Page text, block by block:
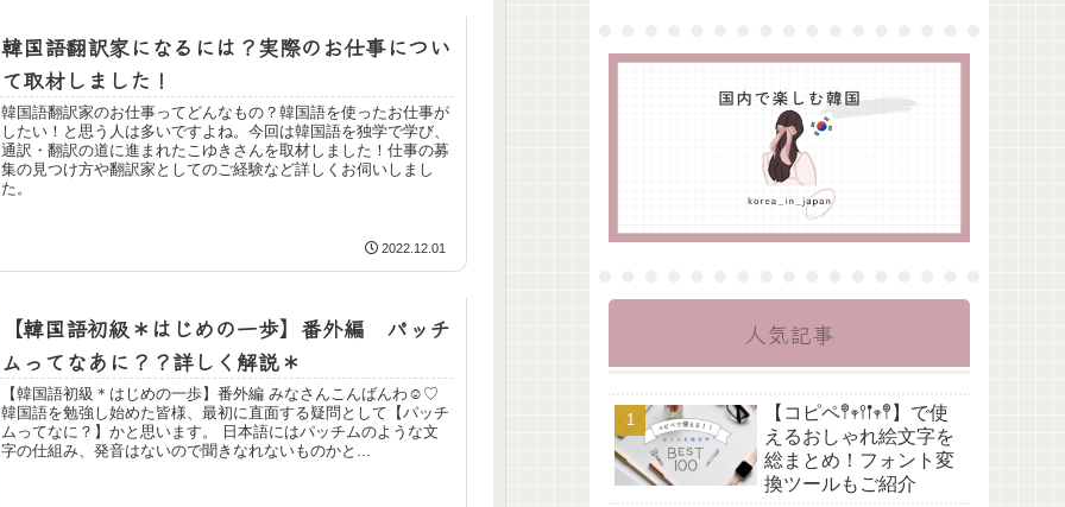
韓国語翻訳家になるには？実際のお仕事につい
て取材しました！
韓国語翻訳家のお仕事ってどんなもの？韓国語を使ったお仕事が
したい！と思う人は多いですよね。今回は韓国語を独学で学び、
通訳・翻訳の道に進まれたこゆきさんを取材しました！仕事の募
集の見つけ方や翻訳家としてのご経験など詳しくお伺いしまし
た。
2022.12.01
【韓国語初級＊はじめの一歩】番外編 パッチ
ムってなあに？？詳しく解説＊
【韓国語初級＊はじめの一歩】番外編 みなさんこんばんわ☺♡
韓国語を勉強し始めた皆様、最初に直面する疑問として【パッチ
ムってなに？】かと思います。 日本語にはパッチムのような文
字の仕組み、発音はないので聞きなれないものかと...
人気記事
【コピペ𖤣𖥧𖥣𖡡𖥧𖤣】で使
えるおしゃれ絵文字を
総まとめ！フォント変
換ツールもご紹介